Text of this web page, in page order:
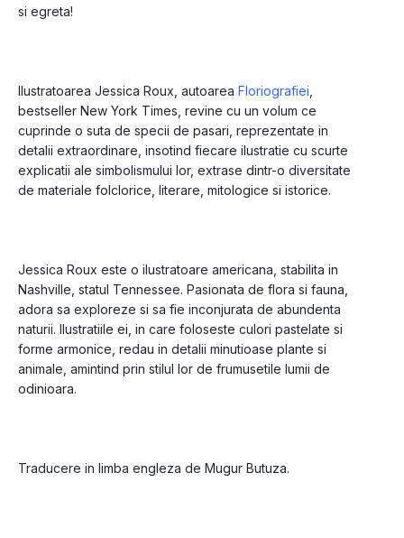
si egreta!
Ilustratoarea Jessica Roux, autoarea Floriografiei
bestseller New York Times, revine cu un volum ce
cuprinde o suta de specii de pasari, reprezentate in
detalii extraordinare, insotind fiecare ilustratie cu scurte
explicatii ale simbolismului lor, extrase dintr-o diversitate
de materiale folclorice, literare, mitologice si istorice.
Jessica Roux este o ilustratoare americana, stabilita in
Nashville, statul Tennessee. Pasionata de flora si fauna,
adora sa exploreze si sa fie inconjurata de abundenta
naturii. Ilustratiile ei, in care foloseste culori pastelate si
forme armonice, redau in detalii minutioase plante si
animale, amintind prin stilul lor de frumusetile lumii de
odinioara.
Traducere in limba engleza de Mugur Butuza.